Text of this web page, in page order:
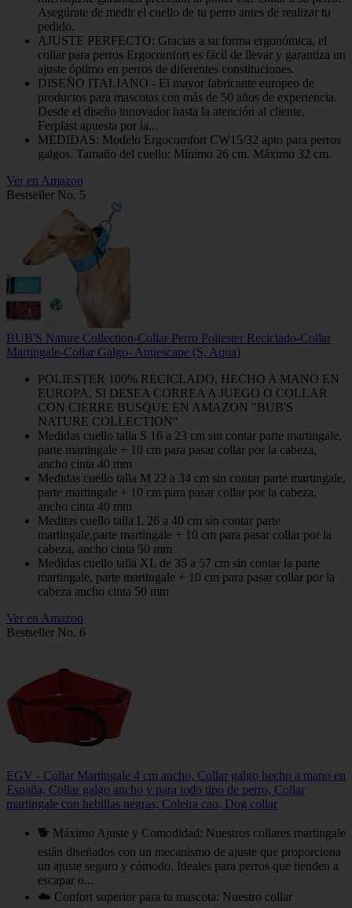
Asegúrate de medir el cuello de tu perro antes de realizar tu
pedido.
AJUSTE PERFECTO: Gracias a su forma ergonómica, el
collar para perros Ergocomfort es fácil de llevar y garantiza un
ajuste óptimo en perros de diferentes constituciones.
DISEÑO ITALIANO - El mayor fabricante europeo de
productos para mascotas con más de 50 años de experiencia.
Desde el diseño innovador hasta la atención al cliente,
Ferplast apuesta por la...
MEDIDAS: Modelo Ergocomfort CW15/32 apto para perros
galgos. Tamaño del cuello: Mínimo 26 cm. Máximo 32 cm.
Ver en Amazon
Bestseller No. 5
BUB'S Nature Collection-Collar Perro Poliester Reciclado-Collar
Martingale-Collar Galgo- Antiescape (S, Aqua)
POLIESTER 100% RECICLADO, HECHO A MANO EN
EUROPA, SI DESEA CORREA A JUEGO O COLLAR
CON CIERRE BUSQUE EN AMAZON "BUB'S
NATURE COLLECTION"
Medidas cuello talla S 16 a 23 cm sin contar parte martingale,
parte martingale + 10 cm para pasar collar por la cabeza,
ancho cinta 40 mm
Medidas cuello talla M 22 a 34 cm sin contar parte martingale,
parte martingale + 10 cm para pasar collar por la cabeza,
ancho cinta 40 mm
Meditas cuello talla L 26 a 40 cm sin contar parte
martingale,parte martingale + 10 cm para pasar collar por la
cabeza, ancho cinta 50 mm
Medidas cuello talla XL de 35 a 57 cm sin contar la parte
martingale, parte martingale + 10 cm para pasar collar por la
cabeza ancho cinta 50 mm
Ver en Amazon
Bestseller No. 6
EGV - Collar Martingale 4 cm ancho, Collar galgo hecho a mano en
España, Collar galgo ancho y para todo tipo de perro, Collar
martingale con hebillas negras, Coleira cao, Dog collar
🐕 Máximo Ajuste y Comodidad: Nuestros collares martingale
están diseñados con un mecanismo de ajuste que proporciona
un ajuste seguro y cómodo. Ideales para perros que tienden a
escapar o...
☁️ Confort superior para tu mascota: Nuestro collar